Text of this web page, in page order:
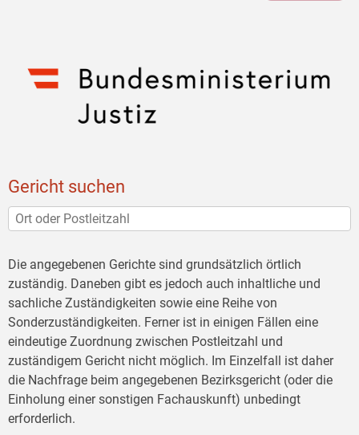
Gericht suchen
Die angegebenen Gerichte sind grundsätzlich örtlich
zuständig. Daneben gibt es jedoch auch inhaltliche und
sachliche Zuständigkeiten sowie eine Reihe von
Sonderzuständigkeiten. Ferner ist in einigen Fällen eine
eindeutige Zuordnung zwischen Postleitzahl und
zuständigem Gericht nicht möglich. Im Einzelfall ist daher
die Nachfrage beim angegebenen Bezirksgericht (oder die
Einholung einer sonstigen Fachauskunft) unbedingt
erforderlich.